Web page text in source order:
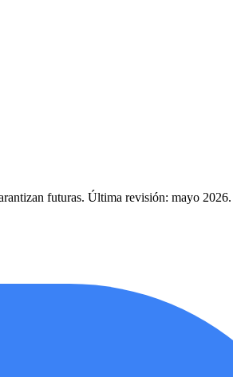
futuras. Última revisión: mayo 2026.